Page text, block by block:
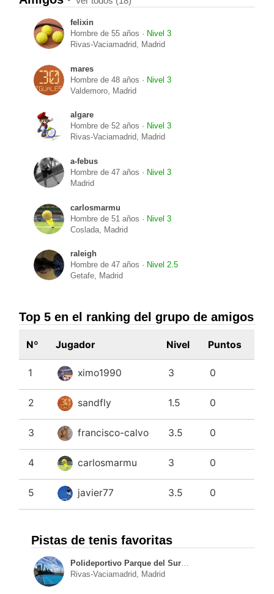
felixin
Hombre de 55 años · Nivel 3
Rivas-Vaciamadrid, Madrid
mares
Hombre de 48 años · Nivel 3
Valdemoro, Madrid
algare
Hombre de 52 años · Nivel 3
Rivas-Vaciamadrid, Madrid
a-febus
Hombre de 47 años · Nivel 3
Madrid
carlosmarmu
Hombre de 51 años · Nivel 3
Coslada, Madrid
raleigh
Hombre de 47 años · Nivel 2.5
Getafe, Madrid
Top 5 en el ranking del grupo de amigos
Nº Jugador Nivel Puntos
1 ximo1990 3 0
2 sandfly 1.5 0
3 francisco-calvo 3.5 0
4 carlosmarmu 3 0
5 javier77 3.5 0
Pistas de tenis favoritas
Rivas-Vaciamadrid, Madrid